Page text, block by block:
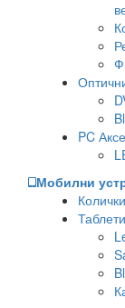
PC
Мобилни
Таблети